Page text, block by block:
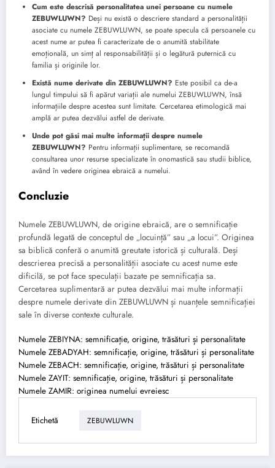
Cum este descrisă personalitatea unei persoane cu numele
ZEBUWLUWN? Deși nu există o descriere standard a personalității
asociate cu numele ZEBUWLUWN, se poate specula că persoanele cu
acest nume ar putea fi caracterizate de o anumită stabilitate
emoțională, un simț al responsabilității și o legătură puternică cu
familia și originile lor.
Există nume derivate din ZEBUWLUWN? Este posibil ca de-a
lungul timpului să fi apărut variații ale numelui ZEBUWLUWN, însă
informațiile despre acestea sunt limitate. Cercetarea etimologică mai
amplă ar putea dezvălui astfel de derivate.
Unde pot găsi mai multe informații despre numele
ZEBUWLUWN? Pentru informații suplimentare, se recomandă
consultarea unor resurse specializate în onomastică sau studii biblice,
având în vedere originea ebraică a numelui.
Concluzie
Numele ZEBUWLUWN, de origine ebraică, are o semnificație
profundă legată de conceptul de „locuință” sau „a locui”. Originea
sa biblică conferă o anumită greutate istorică și culturală. Deși
descrierea precisă a personalității asociate cu acest nume este
dificilă, se pot face speculații bazate pe semnificația sa.
Cercetarea suplimentară ar putea dezvălui mai multe informații
despre numele derivate din ZEBUWLUWN și nuanțele semnificației
sale în diverse contexte culturale.
Numele ZEBIYNA: semnificație, origine, trăsături și personalitate
Numele ZEBADYAH: semnificație, origine, trăsături și personalitate
Numele ZEBACH: semnificație, origine, trăsături și personalitate
Numele ZAYIT: semnificație, origine, trăsături și personalitate
Numele ZAMIR: originea numelui evreiesc
Etichetă ZEBUWLUWN